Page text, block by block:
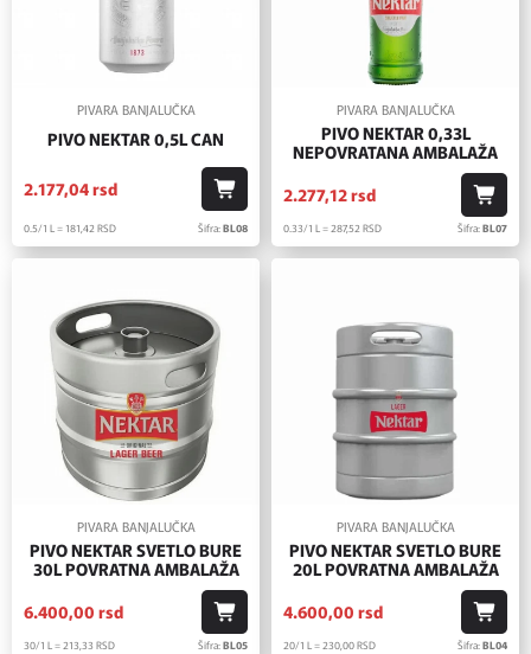
PIVARA BANJALUČKA
PIVO NEKTAR 0,5L CAN
2.177,04rsd
0.5/1 L = 181,42RSD Šifra:BL08
PIVARA BANJALUČKA
PIVO NEKTAR 0,33L
NEPOVRATANA AMBALAŽA
2.277,12rsd
0.33/1 L = 287,52RSD Šifra:BL07
PIVARA BANJALUČKA
PIVO NEKTAR SVETLO BURE
30L POVRATNA AMBALAŽA
6.400,00 rsd
30/1 L = 213,33 RSD Šifra:BL05
PIVARA BANJALUČKA
PIVO NEKTAR SVETLO BURE
20L POVRATNA AMBALAŽA
4.600,00 rsd
20/1 L = 230,00RSD Šifra:BL04